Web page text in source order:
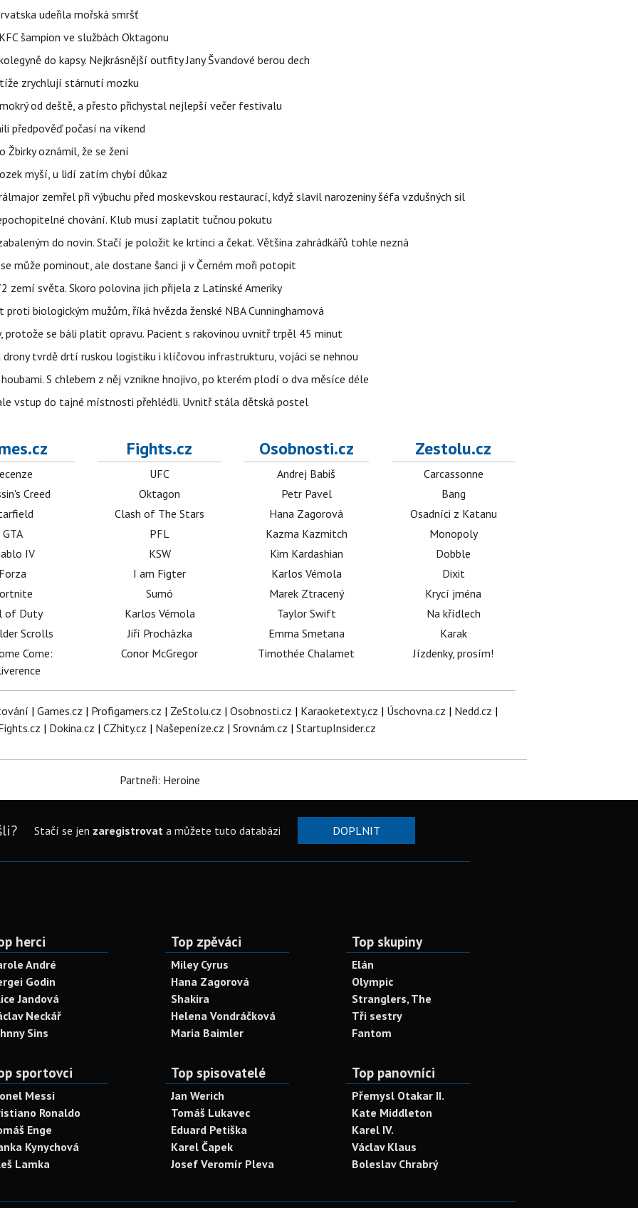
udeřila mořská smršť
šampion ve službách Oktagonu
do kapsy. Nejkrásnější outfity Jany Švandové berou dech
zrychlují stárnutí mozku
od deště, a přesto přichystal nejlepší večer festivalu
předpověď počasí na víkend
Žbirky oznámil, že se žení
myší, u lidí zatím chybí důkaz
zemřel při výbuchu před moskevskou restaurací, když slavil narozeniny šéfa vzdušných sil
chování. Klub musí zaplatit tučnou pokutu
do novin. Stačí je položit ke krtinci a čekat. Většina zahrádkářů tohle nezná
může pominout, ale dostane šanci ji v Černém moři potopit
zemí světa. Skoro polovina jich přijela z Latinské Ameriky
proti biologickým mužům, říká hvězda ženské NBA Cunninghamová
protože se báli platit opravu. Pacient s rakovinou uvnitř trpěl 45 minut
drony tvrdě drtí ruskou logistiku i klíčovou infrastrukturu, vojáci se nehnou
S chlebem z něj vznikne hnojivo, po kterém plodí o dva měsíce déle
vstup do tajné místnosti přehlédli. Uvnitř stála dětská postel
Creed
GTA
IV
Forza
of Duty
Scrolls
Come:
Fights.cz
UFC
Oktagon
Clash of The Stars
PFL
KSW
I am Figter
Sumó
Karlos Vémola
Jiří Procházka
Conor McGregor
Osobnosti.cz
Andrej Babiš
Petr Pavel
Hana Zagorová
Kazma Kazmitch
Kim Kardashian
Karlos Vémola
Marek Ztracený
Taylor Swift
Emma Smetana
Timothée Chalamet
Zestolu.cz
Carcassonne
Bang
Osadníci z Katanu
Monopoly
Dobble
Dixit
Krycí jména
Na křídlech
Karak
Jízdenky, prosím!
| Games.cz | Profigamers.cz | ZeStolu.cz | Osobnosti.cz | Karaoketexty.cz | Úschovna.cz | Nedd.cz |
| Dokina.cz | CZhity.cz | Našepeníze.cz | Srovnám.cz | StartupInsider.cz
Partneři: Heroine
Stačí se jen zaregistrovata můžete tuto databázi DOPLNIT
herci
André
Godin
Jandová
Neckář
Sins
Top zpěváci
Miley Cyrus
Hana Zagorová
Shakira
Helena Vondráčková
Maria Baimler
Top skupiny
Elán
Olympic
Stranglers, The
Tři sestry
Fantom
sportovci
Messi
Ronaldo
Enge
Kynychová
Lamka
Top spisovatelé
Jan Werich
Tomáš Lukavec
Eduard Petiška
Karel Čapek
Josef Veromír Pleva
Top panovníci
Přemysl Otakar II.
Kate Middleton
Karel IV.
Václav Klaus
Boleslav Chrabrý